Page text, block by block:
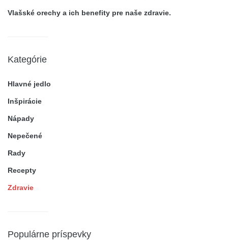
Vlašské orechy a ich benefity pre naše zdravie.
Kategórie
Hlavné jedlo
Inšpirácie
Nápady
Nepečené
Rady
Recepty
Zdravie
Populárne príspevky